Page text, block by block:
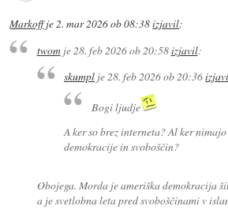
Markoffje2. mar 2026 ob 08:38izjavil:
twomje28. feb 2026 ob 20:58izjavil:
skumpl je 28. feb 2026 ob 20:36
Bogi ljudje
A ker so brez interneta? Al ker
demokracije in svoboščin?
Obojega. Morda je ameriška demokracija
a je svetlobna leta pred svoboščinami v